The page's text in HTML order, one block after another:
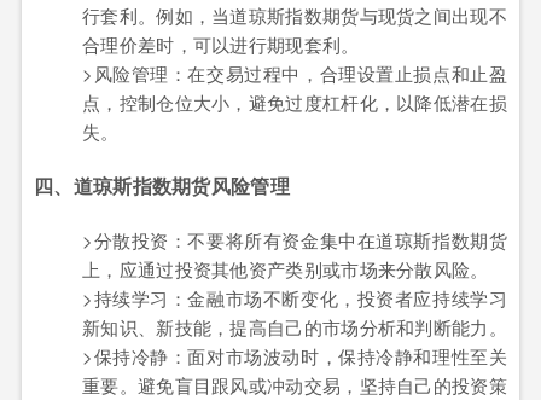
行套利。例如，当道琼斯指数期货与现货之间出现不
合理价差时，可以进行期现套利。
>风险管理：在交易过程中，合理设置止损点和止盈
点，控制仓位大小，避免过度杠杆化，以降低潜在损
失。
四、道琼斯指数期货风险管理
>分散投资：不要将所有资金集中在道琼斯指数期货
上，应通过投资其他资产类别或市场来分散风险。
>持续学习：金融市场不断变化，投资者应持续学习
新知识、新技能，提高自己的市场分析和判断能力。
>保持冷静：面对市场波动时，保持冷静和理性至关
重要。避免盲目跟风或冲动交易，坚持自己的投资策